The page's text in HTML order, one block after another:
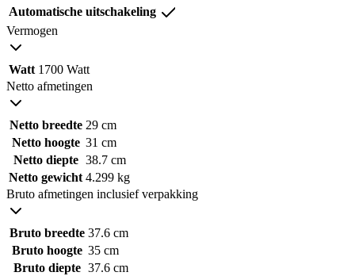
Automatische uitschakeling
Vermogen
Watt 1700 Watt
Netto afmetingen
Netto breedte 29 cm
Netto hoogte 31 cm
Netto diepte 38.7 cm
Netto gewicht 4.299 kg
Bruto afmetingen inclusief verpakking
Bruto breedte 37.6 cm
Bruto hoogte 35 cm
Bruto diepte 37.6 cm